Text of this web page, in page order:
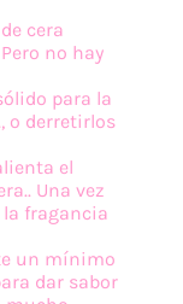
cera
no hay
para la
o derretirlos
el
Una vez
fragancia
un mínimo
dar sabor